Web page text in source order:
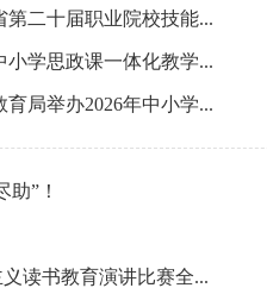
二十届职业院校技能...
小学思政课一体化教学...
局举办2026年中小学...
”！
读书教育演讲比赛全...